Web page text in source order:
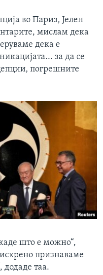
во Париз, Јелен
мислам дека
дека е
за да се
погрешните
што е можно“,
искрено признаваме
додаде таа.